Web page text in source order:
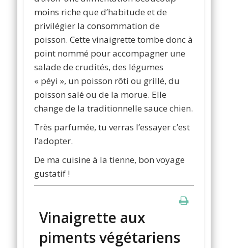
moins riche que d’habitude et de
privilégier la consommation de
poisson. Cette vinaigrette tombe donc à
point nommé pour accompagner une
salade de crudités, des légumes
« péyi », un poisson rôti ou grillé, du
poisson salé ou de la morue. Elle
change de la traditionnelle sauce chien.
Très parfumée, tu verras l’essayer c’est
l’adopter.
De ma cuisine à la tienne, bon voyage
gustatif !
Vinaigrette aux
piments végétariens